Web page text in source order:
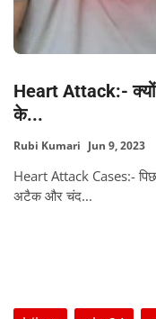
Heart Attack:- क्यों
के...
Rubi Kumari Jun 9, 2023
Heart Attack Cases:-
अटैक और चंद...